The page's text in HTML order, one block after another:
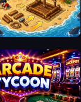
Obby Stranded Survivor